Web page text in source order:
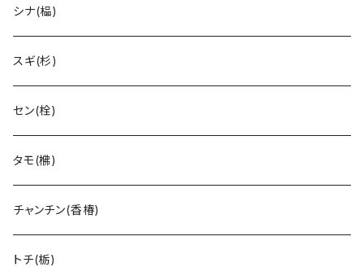
シナ(榀)
スギ(杉)
セン(栓)
タモ(梻)
チャンチン(香椿)
トチ(栃)